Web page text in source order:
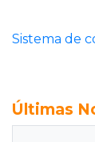
Sistema de
Últimas